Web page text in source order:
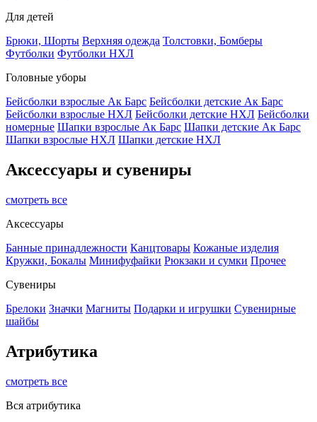
Для детей
Брюки, Шорты Верхняя одежда Толстовки, Бомберы
Футболки Футболки НХЛ
Головные уборы
Бейсболки взрослые Ак Барс Бейсболки детские Ак Барс
Бейсболки взрослые НХЛ Бейсболки детские НХЛ Бейсболки
номерные Шапки взрослые Ак Барс Шапки детские Ак Барс
Шапки взрослые НХЛ Шапки детские НХЛ
Аксессуары и сувениры
смотреть все
Аксессуары
Банные принадлежности Канцтовары Кожаные изделия
Кружки, Бокалы Минифуфайки Рюкзаки и сумки Прочее
Сувениры
Брелоки Значки Магниты Подарки и игрушки Сувенирные
шайбы
Атрибутика
смотреть все
Вся атрибутика